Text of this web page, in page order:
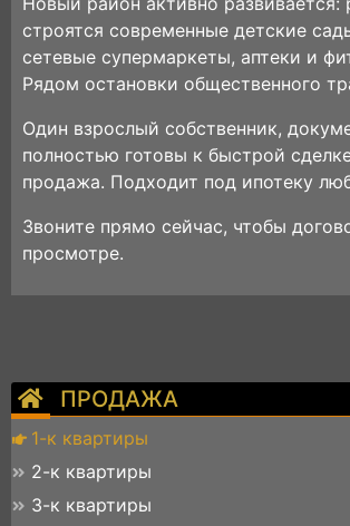
ПРОДАЖА
1-к квартиры
2-к квартиры
3-к квартиры
строятся современные детские
сетевые супермаркеты, аптеки и
Рядом остановки общественного
Один взрослый собственник,
полностью готовы к быстрой
продажа. Подходит под ипотеку
Звоните прямо сейчас, чтобы
просмотре.